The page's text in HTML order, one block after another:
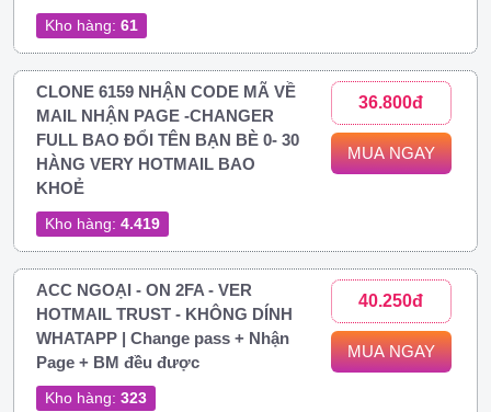
Kho hàng: 61
CLONE 6159 NHẬN CODE MÃ VỀ
MAIL NHẬN PAGE -CHANGER
FULL BAO ĐỔI TÊN BẠN BÈ 0- 30
HÀNG VERY HOTMAIL BAO
KHOẺ
Kho hàng: 4.419
36.800đ
MUA NGAY
ACC NGOẠI - ON 2FA - VER
HOTMAIL TRUST - KHÔNG DÍNH
WHATAPP | Change pass + Nhận
Page + BM đều được
Kho hàng: 323
40.250đ
MUA NGAY